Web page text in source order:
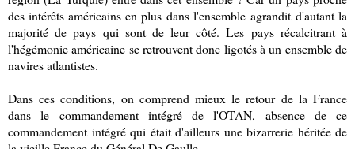
des intérêts américains en plus dans l'ensemble agrandit d'autant la
majorité de pays qui sont de leur côté. Les pays récalcitrant à
l'hégémonie américaine se retrouvent donc ligotés à un ensemble de
navires atlantistes.
Dans ces conditions, on comprend mieux le retour de la France
dans le commandement intégré de l'OTAN, absence de ce
commandement intégré qui était d'ailleurs une bizarrerie héritée de